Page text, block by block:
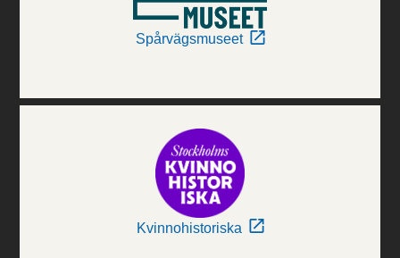
Spårvägsmuseet
Kvinnohistoriska